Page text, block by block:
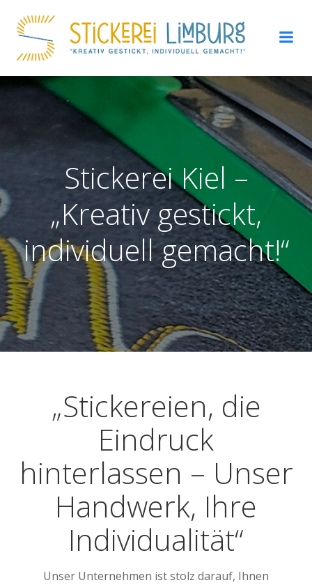
Inhalt
springen
Stickerei Kiel –
„Kreativ gestickt,
individuell gemacht!“
„Stickereien, die
Eindruck
hinterlassen – Unser
Handwerk, Ihre
Individualität“
Unser Unternehmen ist stolz darauf, Ihnen